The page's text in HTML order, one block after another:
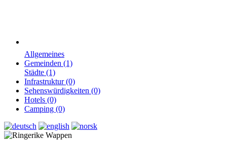
Allgemeines
Gemeinden (1)
Städte (1)
Infrastruktur (0)
Sehenswürdigkeiten (0)
Hotels (0)
Camping (0)